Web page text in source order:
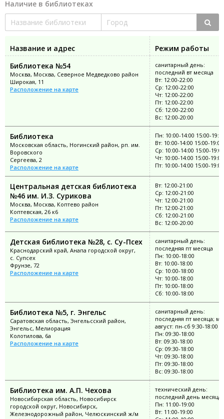
Наличие в библиотеках
Название и адрес
Режим работы
Библиотека №54
Москва, Москва, Северное Медведково район
Широкая, 11
Расположение на карте
санитарный день:
последний вт месяца
Вт: 12:00-22:00
Ср: 12:00-22:00
Чт: 12:00-22:00
Пт: 12:00-22:00
Сб: 12:00-22:00
Вс: 12:00-20:00
Библиотека
Московская область, Ногинский район, рп. им.
Воровского
Сергеева, 2
Расположение на карте
Пн: 10:00-14:00 15:00-
Вт: 10:00-14:00 15:00-19:00
Ср: 10:00-14:00 15:00-19:00
Чт: 10:00-14:00 15:00-19:00
Пт: 10:00-14:00 15:00-19:00
Центральная детская библиотека
№46 им. И.З. Сурикова
Москва, Москва, Коптево район
Коптевская, 26 к6
Расположение на карте
Вт: 12:00-21:00
Ср: 12:00-21:00
Чт: 12:00-21:00
Пт: 12:00-21:00
Сб: 12:00-21:00
Вс: 12:00-20:00
Детская библиотека №28, с. Су-Псех
Краснодарский край, Анапа городской округ,
с. Супсех
Фрунзе, 72
Расположение на карте
санитарный день:
последняя пт месяца
Пн: 10:00-18:00
Вт: 10:00-18:00
Ср: 10:00-18:00
Чт: 10:00-18:00
Пт: 10:00-18:00
Сб: 10:00-18:00
Библиотека №5, г. Энгельс
Саратовская область, Энгельсский район,
Энгельс, Мелиорация
Колотилова, 6а
Расположение на карте
санитарный день:
последняя пт месяца;
август: пн-сб 9:30-18:00
Пн: 09:30-18:00
Вт: 09:30-18:00
Ср: 09:30-18:00
Чт: 09:30-18:00
Пт: 09:30-18:00
Вс: 09:30-18:00
Библиотека им. А.П. Чехова
Новосибирская область, Новосибирск
городской округ, Новосибирск,
Железнодорожный район, Челюскинский ж/м
технический день:
последний день месяца
Пн: 11:00-19:00
Вт: 11:00-19:00